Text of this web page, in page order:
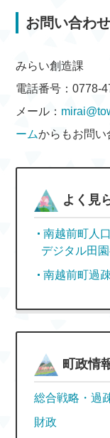
お問い合わ
みらい創造課
電話番号：0778-
メール：
ームからもお問い
よく見
南越前町人
デジタル田
南越前町過
町政情
総合戦略・過
財政